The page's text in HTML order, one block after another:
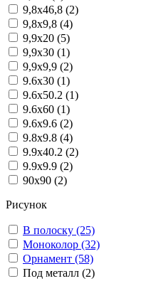
9,8x46,8 (2)
9,8x9,8 (4)
9,9x20 (5)
9,9x30 (1)
9,9x9,9 (2)
9.6x30 (1)
9.6x50.2 (1)
9.6x60 (1)
9.6x9.6 (2)
9.8x9.8 (4)
9.9x40.2 (2)
9.9x9.9 (2)
90x90 (2)
Рисунок
В полоску (25)
Моноколор (32)
Орнамент (58)
Под металл (2)